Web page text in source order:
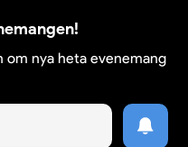
nya heta evenemang